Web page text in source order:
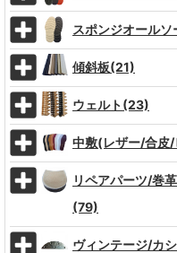
スポンジオール
傾斜板(21)
ウェルト(23)
中敷(レザー/合皮
リペアパーツ/巻
(79)
ヴィンテージ/カ